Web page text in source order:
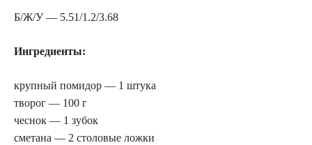
Б/Ж/У — 5.51/1.2/3.68
Ингредиенты:
крупный помидор — 1 штука
творог — 100 г
чеснок — 1 зубок
сметана — 2 столовые ложки